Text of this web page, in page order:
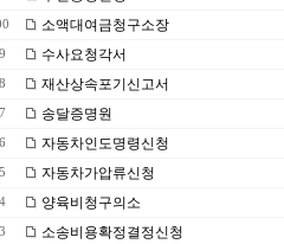
소액대여금청구소장
수사요청각서
재산상속포기신고서
송달증명원
자동차인도명령신청
자동차가압류신청
양육비청구의소
소송비용확정결정신청